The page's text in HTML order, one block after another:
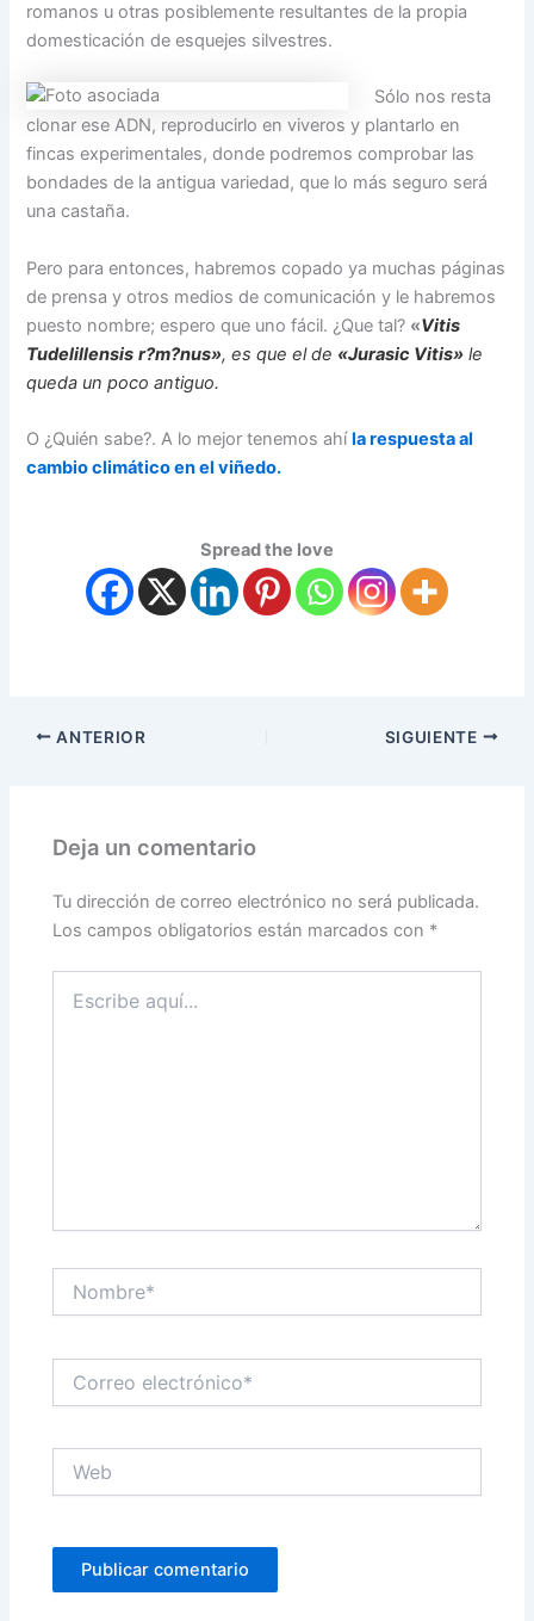
romanos u otras posiblemente resultantes de la propia
domesticación de esquejes silvestres.
Sólo nos resta
clonar ese ADN, reproducirlo en viveros y plantarlo en
fincas experimentales, donde podremos comprobar las
bondades de la antigua variedad, que lo más seguro será
una castaña.
Pero para entonces, habremos copado ya muchas páginas
de prensa y otros medios de comunicación y le habremos
puesto nombre; espero que uno fácil. ¿Que tal? «Vitis
Tudelillensis r?m?nus», es que el de «Jurasic Vitis» le
queda un poco antiguo.
O ¿Quién sabe?. A lo mejor tenemos ahíla respuesta al
cambio climático en el viñedo.
Spread the love
ANTERIOR SIGUIENTE
Deja un comentario
Tu dirección de correo electrónico no será publicada.
Los campos obligatorios están marcados con *
aquí...
electrónico*